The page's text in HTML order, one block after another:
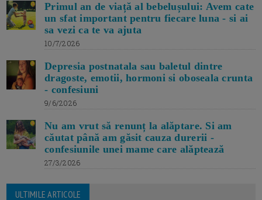
Primul an de viață al bebelușului: Avem cate
un sfat important pentru fiecare luna - si ai
sa vezi ca te va ajuta
10/7/2026
Depresia postnatala sau baletul dintre
dragoste, emotii, hormoni si oboseala crunta
- confesiuni
9/6/2026
Nu am vrut să renunț la alăptare. Si am
căutat până am găsit cauza durerii -
confesiunile unei mame care alăptează
27/3/2026
ULTIMILE ARTICOLE